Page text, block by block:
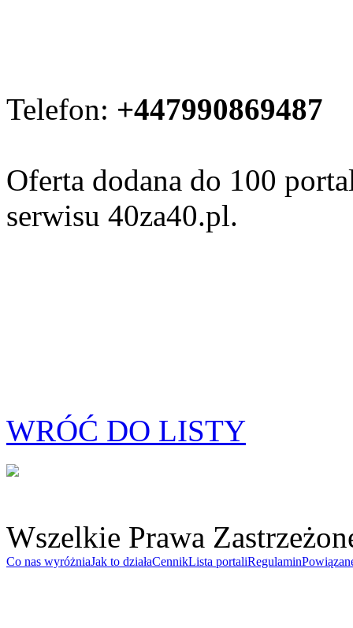
Telefon: +447990869487
Oferta dodana do 100
serwisu 40za40.pl.
WRÓĆ DO LISTY
Wszelkie Prawa
Co nas wyróżniaJak to działaCennikLista portaliRegulamin